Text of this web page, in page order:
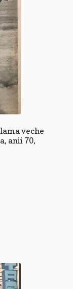
veche
anii 70,